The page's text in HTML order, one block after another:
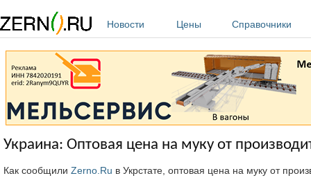
Новости
Цены Справочники
Украина: Оптовая цена на муку от
Как сообщили Zerno.Ru в Укрстате, оптовая цена на муку от